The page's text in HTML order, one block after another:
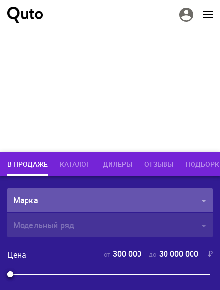
В ПРОДАЖЕ КАТАЛОГ ДИЛЕРЫ ОТЗЫВЫ
Марка
Модельный ряд
Цена от 300 000 до 30 000 000 ₽